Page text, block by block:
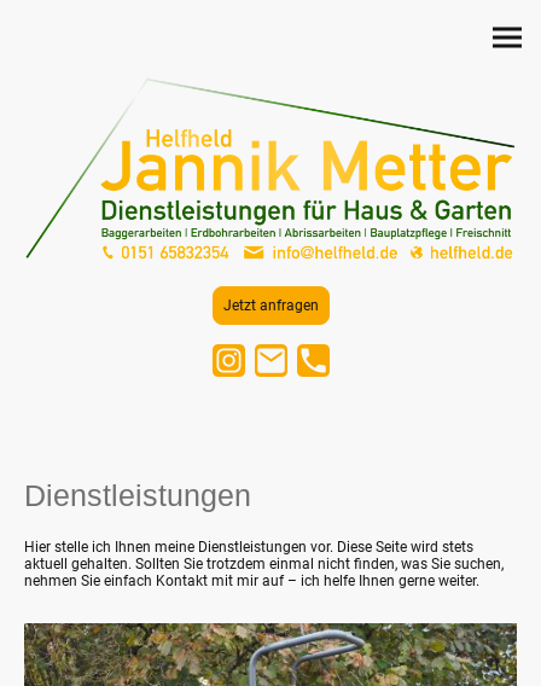
Jetzt anfragen
Dienstleistungen
Hier stelle ich Ihnen meine Dienstleistungen vor. Diese Seite wird stets
aktuell gehalten. Sollten Sie trotzdem einmal nicht finden, was Sie suchen,
nehmen Sie einfach Kontakt mit mir auf – ich helfe Ihnen gerne weiter.